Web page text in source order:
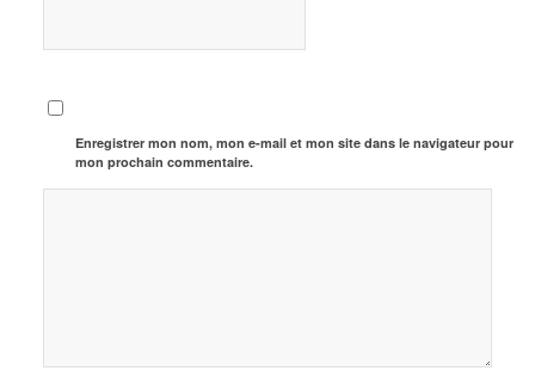
Enregistrer mon nom, mon e-mail et mon site dans le navigateur pour
mon prochain commentaire.